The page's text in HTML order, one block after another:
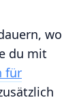
wo
du mit
für